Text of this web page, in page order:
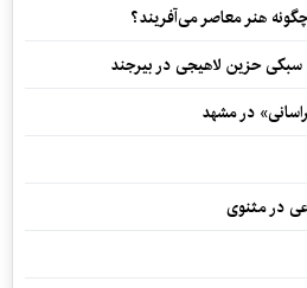
هنر معاصر می‌آفریند؟
سبکی حزین لاهیجی در بیرجند
در مشهد
در مثنوی